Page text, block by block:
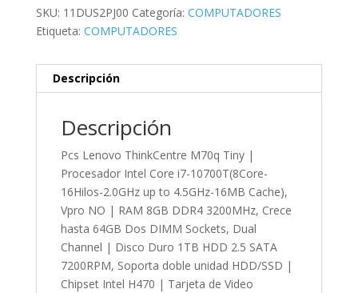
SKU: 11DUS2PJ00 Categoría: COMPUTADORES
Etiqueta: COMPUTADORES
Descripción
Descripción
Pcs Lenovo ThinkCentre M70q Tiny |
Procesador Intel Core i7-10700T(8Core-
16Hilos-2.0GHz up to 4.5GHz-16MB Cache),
Vpro NO | RAM 8GB DDR4 3200MHz, Crece
hasta 64GB Dos DIMM Sockets, Dual
Channel | Disco Duro 1TB HDD 2.5 SATA
7200RPM, Soporta doble unidad HDD/SSD |
Chipset Intel H470 | Tarjeta de Video